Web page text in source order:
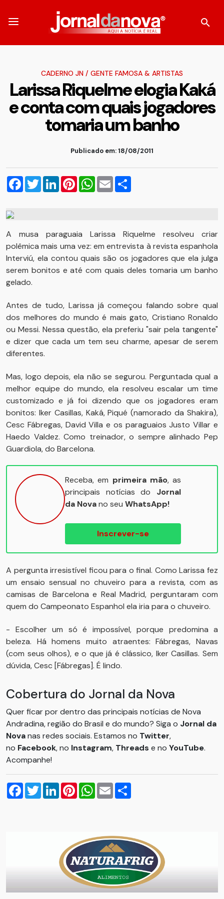
CADERNO JN / GENTE FAMOSA & ARTISTAS
Larissa Riquelme elogia Kaká
e conta com quais jogadores
tomaria um banho
Publicado em: 18/08/2011
Facebook
TwitterLinkedInPinterestWhatsApp
Email
A musa paraguaia Larissa Riquelme resolveu criar
polêmica mais uma vez: em entrevista à revista espanhola
Interviú, ela contou quais são os jogadores que ela julga
serem bonitos e até com quais deles tomaria um banho
gelado.
Antes de tudo, Larissa já começou falando sobre qual
dos melhores do mundo é mais gato, Cristiano Ronaldo
ou Messi. Nessa questão, ela preferiu "sair pela tangente"
e dizer que cada um tem seu charme, apesar de serem
diferentes.
Mas, logo depois, ela não se segurou. Perguntada qual a
melhor equipe do mundo, ela resolveu escalar um time
customizado e já foi dizendo que os jogadores eram
bonitos: Iker Casillas, Kaká, Piqué (namorado da Shakira),
Cesc Fábregas, David Villa e os paraguaios Justo Villar e
Haedo Valdez. Como treinador, o sempre alinhado Pep
Guardiola, do Barcelona.
Receba, em primeira mão, as
principais notícias do Jornal
da Novano seu WhatsApp!
Inscrever-se
A pergunta irresistível ficou para o final. Como Larissa fez
um ensaio sensual no chuveiro para a revista, com as
camisas de Barcelona e Real Madrid, perguntaram com
quem do Campeonato Espanhol ela iria para o chuveiro.
- Escolher um só é impossível, porque predomina a
beleza. Há homens muito atraentes: Fábregas, Navas
(com seus olhos), e o que já é clássico, Iker Casillas. Sem
dúvida, Cesc [Fábregas]. É lindo.
Cobertura do Jornal da Nova
Quer ficar por dentro das principais notícias de Nova
Andradina, região do Brasil e do mundo? Siga o Jornal da
Novanas redes sociais. Estamos no Twitter,
no Facebook, no Instagram, Threads e no YouTube.
Acompanhe!
Facebook
TwitterLinkedInPinterestWhatsApp
Email